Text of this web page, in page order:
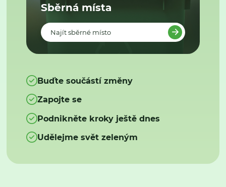
Sběrná místa
Najít sběrné místo
Buďte součástí změny
Zapojte se
Podnikněte kroky ještě dnes
Udělejme svět zeleným